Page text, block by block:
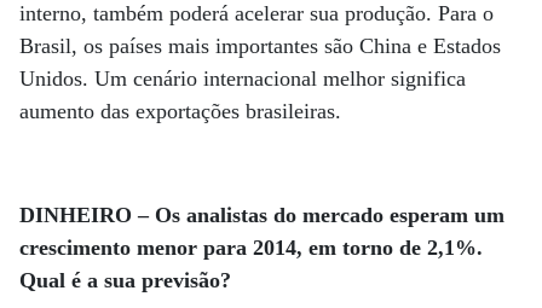
interno, também poderá acelerar sua produção. Para o
Brasil, os países mais importantes são China e Estados
Unidos. Um cenário internacional melhor significa
aumento das exportações brasileiras.
DINHEIRO – Os analistas do mercado esperam um
crescimento menor para 2014, em torno de 2,1%.
Qual é a sua previsão?